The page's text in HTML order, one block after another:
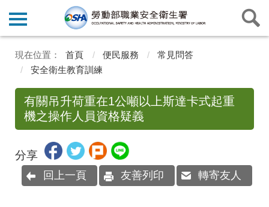
首頁 便民服務
常見問答
安全衛生教育訓練
有關吊升荷重在1公噸以上斯達卡式起重
機之操作人員資格疑義
分享
回上一頁 友善列印 轉寄友人